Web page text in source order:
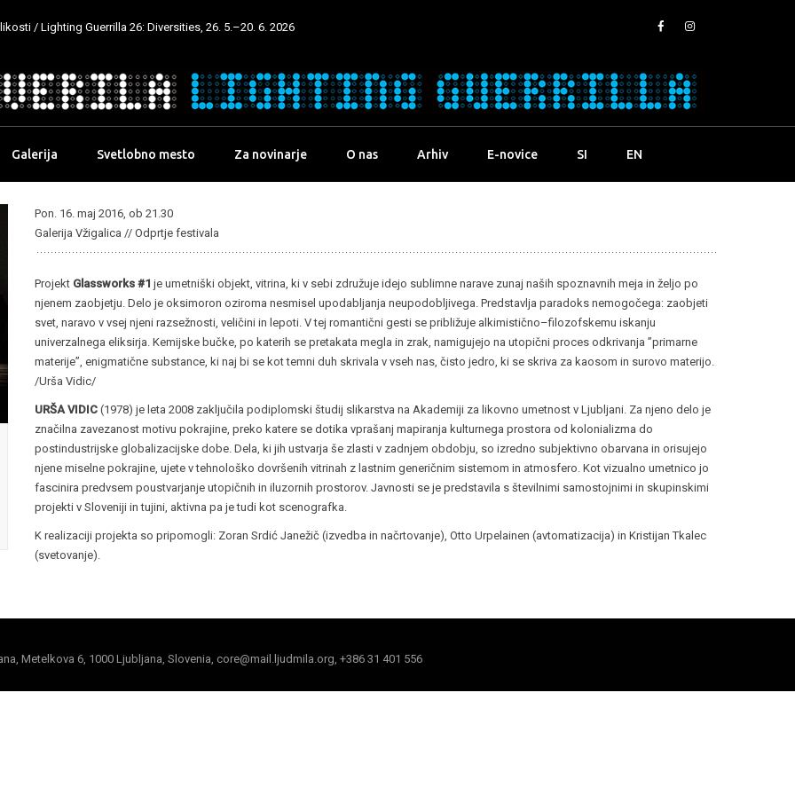
/ Lighting Guerrilla 26: Diversities, 26. 5.–20. 6. 2026
Galerija Svetlobno mesto Za novinarje O nas Arhiv E-novice SI EN
Pon. 16. maj 2016, ob 21.30
Galerija Vžigalica // Odprtje festivala
Projekt Glassworks #1 je umetniški objekt, vitrina, ki v sebi združuje idejo sublimne narave zunaj naših spoznavnih meja in željo po
njenem zaobjetju. Delo je oksimoron oziroma nesmisel upodabljanja neupodobljivega. Predstavlja paradoks nemogočega: zaobjeti
svet, naravo v vsej njeni razsežnosti, veličini in lepoti. V tej romantični gesti se približuje alkimistično–filozofskemu iskanju
univerzalnega eliksirja. Kemijske bučke, po katerih se pretakata megla in zrak, namigujejo na utopični proces odkrivanja ”primarne
materije”, enigmatične substance, ki naj bi se kot temni duh skrivala v vseh nas, čisto jedro, ki se skriva za kaosom in surovo materijo.
/Urša Vidic/
URŠA VIDIC (1978) je leta 2008 zaključila podiplomski študij slikarstva na Akademiji za likovno umetnost v Ljubljani. Za njeno delo je
značilna zavezanost motivu pokrajine, preko katere se dotika vprašanj mapiranja kulturnega prostora od kolonializma do
postindustrijske globalizacijske dobe. Dela, ki jih ustvarja še zlasti v zadnjem obdobju, so izredno subjektivno obarvana in orisujejo
njene miselne pokrajine, ujete v tehnološko dovršenih vitrinah z lastnim generičnim sistemom in atmosfero. Kot vizualno umetnico jo
fascinira predvsem poustvarjanje utopičnih in iluzornih prostorov. Javnosti se je predstavila s številnimi samostojnimi in skupinskimi
projekti v Sloveniji in tujini, aktivna pa je tudi kot scenografka.
K realizaciji projekta so pripomogli: Zoran Srdić Janežič (izvedba in načrtovanje), Otto Urpelainen (avtomatizacija) in Kristijan Tkalec
(svetovanje).
Metelkova 6, 1000 Ljubljana, Slovenia, core@mail.ljudmila.org, +386 31 401 556